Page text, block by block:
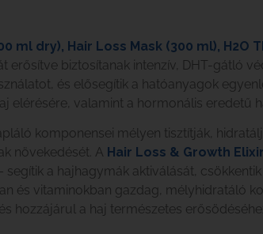
ml dry), Hair Loss Mask (300 ml), H2O
erősítve biztosítanak intenzív, DHT-gátló
és elősegítik a hatóanyagok
elérésére, valamint a hormonális eredetű
komponensei mélyen tisztítják,
növekedését. A Hair Loss & Growth Elixir
segítik a hajhagymák aktiválását,
és vitaminokban gazdag, mélyhidratáló
hozzájárul a haj természetes